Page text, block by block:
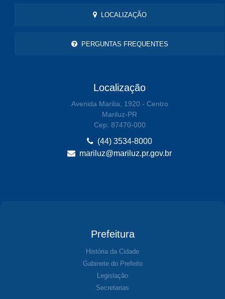
LOCALIZAÇÃO
PERGUNTAS FREQUENTES
Localização
Avenida Marilia, 1920 - Centro
Mariluz-PR
Cep: 87470-000
(44) 3534-8000
mariluz@mariluz.pr.gov.br
Prefeitura
História da Cidade
Gabinete do Prefeito
Legislação
Secretarias